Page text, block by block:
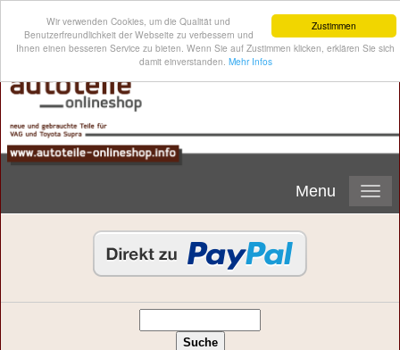
Zustimmen
Wir verwenden Cookies, um die Qualität und
Benutzerfreundlichkeit der Webseite zu verbessern und
Ihnen einen besseren Service zu bieten. Wenn Sie auf Zustimmen klicken, erklären Sie sich
damit einverstanden. Mehr Infos
Menu